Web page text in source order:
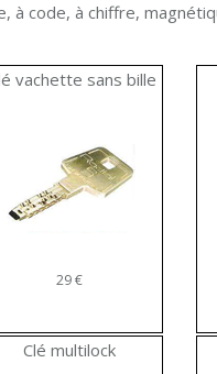
à code, à chiffre,
vachette sans bille
29 €
Clé multilock